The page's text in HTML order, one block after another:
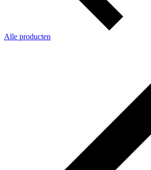
Alle producten